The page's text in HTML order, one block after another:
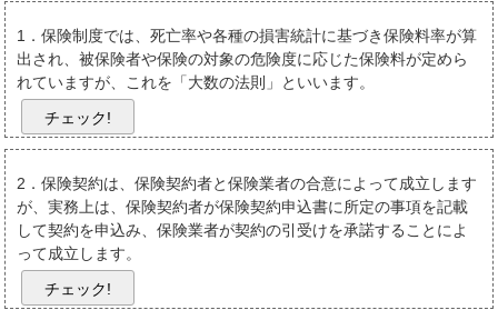
1．保険制度では、死亡率や各種の損害統計に基づき保険料率が算
出され、被保険者や保険の対象の危険度に応じた保険料が定めら
れていますが、これを「大数の法則」といいます。
チェック!
2．保険契約は、保険契約者と保険業者の合意によって成立します
が、実務上は、保険契約者が保険契約申込書に所定の事項を記載
して契約を申込み、保険業者が契約の引受けを承諾することによ
って成立します。
チェック!